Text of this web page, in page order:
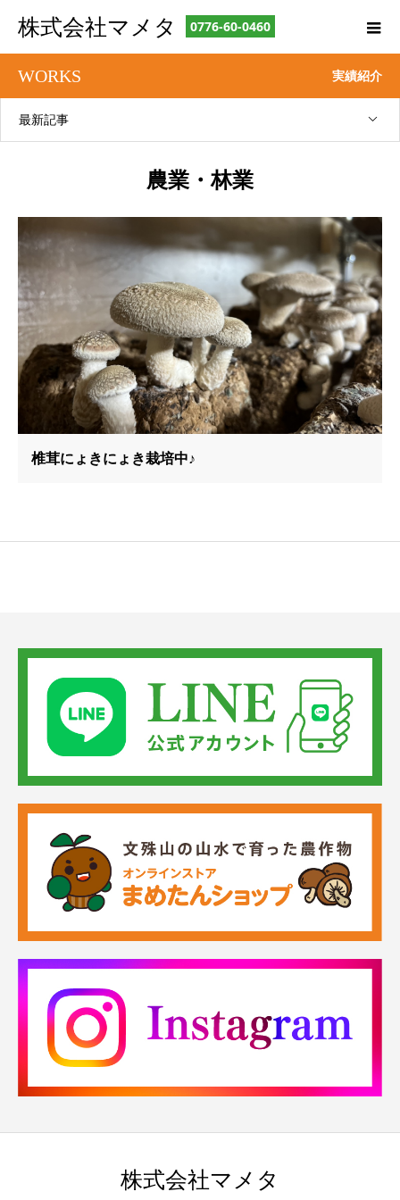
株式会社マメタ 0776-60-0460
WORKS 実績紹介
最新記事
農業・林業
椎茸にょきにょき栽培中♪
株式会社マメタ